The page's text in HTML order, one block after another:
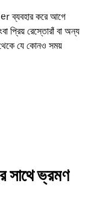
ব্যবহার করে আগে
প্রিয় রেস্তোরাঁ বা অন্য
যে কোনও সময়
সাথে ভ্রমণ